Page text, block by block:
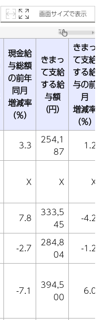
画面サイズで表示
現金給
与総額
の前年
同月
増減率
（％）
きまっ
て支給
する給
与額
（円）
きまっ
て支給
する給
与の前
月
増減率
（％）
3.3
254,1
87
1.2
X X X
7.8
333,5
45
-4.2
-2.7
284,8
04
-1.2
-7.1
394,5
00
6.0